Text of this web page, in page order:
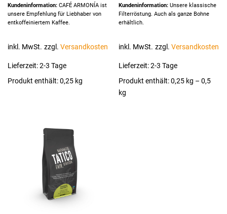
Kundeninformation:CAFÉ ARMONÍA ist
unsere Empfehlung für Liebhaber von
entkoffeiniertem Kaffee.
inkl. MwSt. zzgl. Versandkosten
Lieferzeit:2-3 Tage
Produkt enthält: 0,25 kg
Kundeninformation:Unsere klassische
Filterröstung. Auch als ganze Bohne
erhältlich.
inkl. MwSt. zzgl. Versandkosten
Lieferzeit:2-3 Tage
Produkt enthält: 0,25 kg – 0,5
kg